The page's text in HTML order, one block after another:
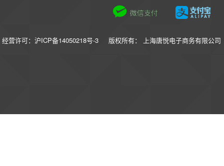
经营许可：沪ICP备14050218号-3 版权所有： 上海唐悦电子商务有限公司